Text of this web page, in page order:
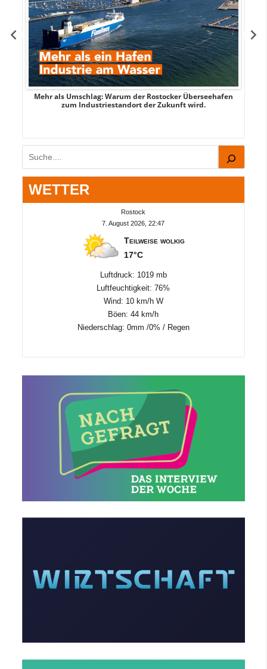
Mehr als Umschlag: Warum der Rostocker Überseehafen
zum Industriestandort der Zukunft wird.
Suchen
WETTER
Rostock
7. August 2026, 22:47
Teilweise wolkig
17°C
Luftdruck: 1019 mb
Luftfeuchtigkeit: 76%
Wind: 10 km/h W
Böen: 44 km/h
Niederschlag: 0mm /0% / Regen